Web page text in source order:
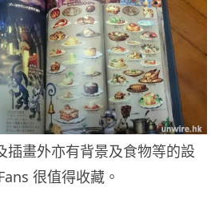
畫外亦有背景及食物等的設
很值得收藏。